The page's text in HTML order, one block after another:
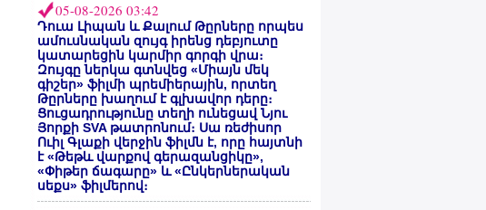
05-08-2026 03:42
Դուա Լիպան և Քալում Թըրները որպես
ամուսնական զույգ իրենց դեբյուտը
կատարեցին կարմիր գորգի վրա։
Զույգը ներկա գտնվեց «Միայն մեկ
գիշեր» ֆիլմի պրեմիերային, որտեղ
Թըրները խաղում է գլխավոր դերը։
Ցուցադրությունը տեղի ունեցավ Նյու
Յորքի SVA թատրոնում։ Սա ռեժիսոր
Ուիլ Գլաքի վերջին ֆիլմն է, որը հայտնի
է «Թեթև վարքով գերազանցիկը»,
«Փիթեր ճագարը» և «Ընկերներական
սեքս» ֆիլմերով։